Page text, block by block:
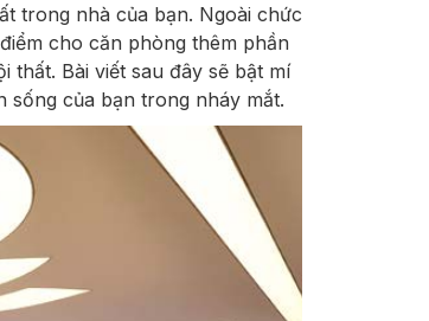
trong nhà của bạn. Ngoài chức
cho căn phòng thêm phần
thất. Bài viết sau đây sẽ bật mí
sống của bạn trong nháy mắt.